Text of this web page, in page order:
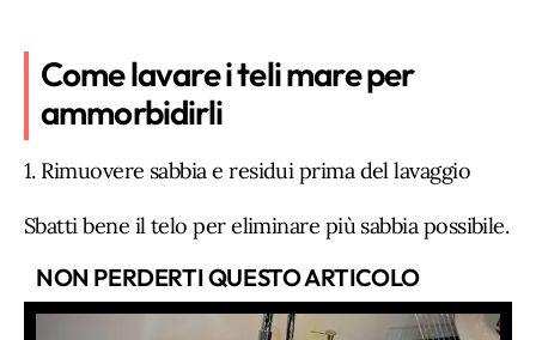
Come lavare i teli mare per
ammorbidirli
1. Rimuovere sabbia e residui prima del lavaggio
Sbatti bene il telo per eliminare più sabbia possibile.
NON PERDERTI QUESTO ARTICOLO